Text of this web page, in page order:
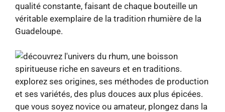
qualité constante, faisant de chaque bouteille un
véritable exemplaire de la tradition rhumière de la
Guadeloupe.